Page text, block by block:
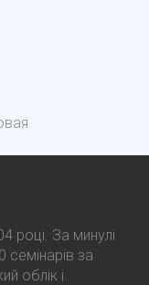
році. За минулі
за
облік і